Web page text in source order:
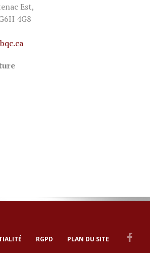
Est,
4G8
RGPD PLAN DU SITE